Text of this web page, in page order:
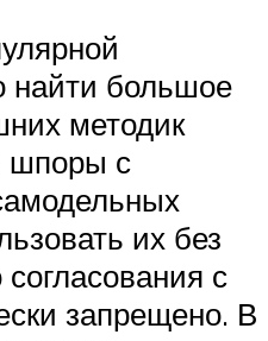
найти большое
методик
шпоры с
их без
с
запрещено. В